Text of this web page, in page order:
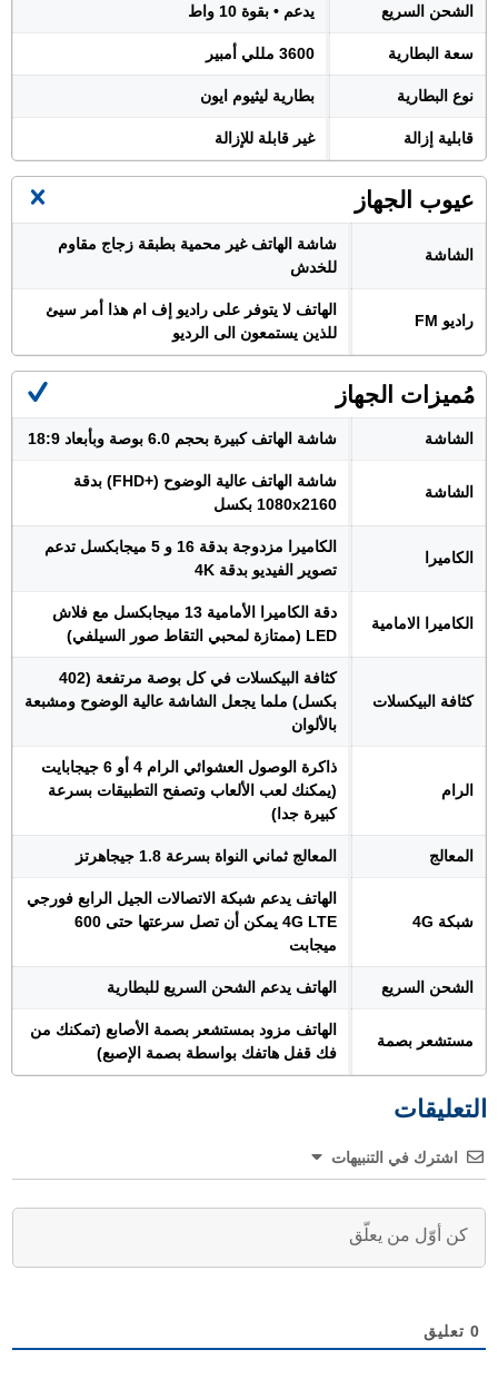
الشحن السريع يدعم • بقوة 10 واط
سعة البطارية 3600 مللي أمبير
نوع البطارية بطارية ليثيوم ايون
قابلية إزالة غير قابلة للإزالة
عيوب الجهاز
الشاشة
شاشة الهاتف غير محمية بطبقة زجاج مقاوم
للخدش
راديو FM
الهاتف لا يتوفر على راديو إف ام هذا أمر سيئ
للذين يستمعون الى الرديو
مُميزات الجهاز
الشاشة شاشة الهاتف كبيرة بحجم 6.0 بوصة وبأبعاد 18:9
الشاشة
شاشة الهاتف عالية الوضوح (+FHD) بدقة
1080x2160 بكسل
الكاميرا
الكاميرا مزدوجة بدقة 16 و 5 ميجابكسل تدعم
تصوير الفيديو بدقة 4K
الكاميرا الامامية
دقة الكاميرا الأمامية 13 ميجابكسل مع فلاش
LED (ممتازة لمحبي التقاط صور السيلفي)
كثافة البيكسلات
كثافة البيكسلات في كل بوصة مرتفعة (402
بكسل) ملما يجعل الشاشة عالية الوضوح ومشبعة
بالألوان
الرام
ذاكرة الوصول العشوائي الرام 4 أو 6 جيجابايت
(يمكنك لعب الألعاب وتصفح التطبيقات بسرعة
كبيرة جدا)
المعالج المعالج ثماني النواة بسرعة 1.8 جيجاهرتز
شبكة 4G
الهاتف يدعم شبكة الاتصالات الجيل الرابع فورجي
4G LTE يمكن أن تصل سرعتها حتى 600
ميجابت
الشحن السريع الهاتف يدعم الشحن السريع للبطارية
مستشعر بصمة
الهاتف مزود بمستشعر بصمة الأصابع (تمكنك من
فك قفل هاتفك بواسطة بصمة الإصبع)
التعليقات
اشترك في التنبيهات
0 تعليق